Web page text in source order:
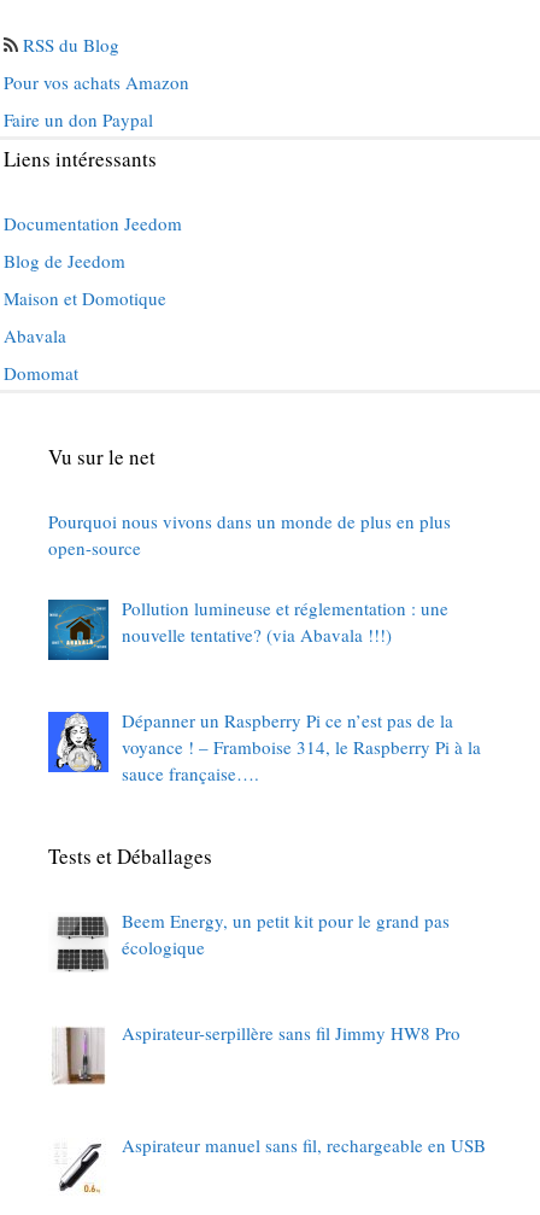
RSS du Blog
Pour vos achats Amazon
Faire un don Paypal
Liens intéressants
Documentation Jeedom
Blog de Jeedom
Maison et Domotique
Abavala
Domomat
Vu sur le net
Pourquoi nous vivons dans un monde de plus en plus
open-source
Pollution lumineuse et réglementation : une
nouvelle tentative? (via Abavala !!!)
Dépanner un Raspberry Pi ce n’est pas de la
voyance ! – Framboise 314, le Raspberry Pi à la
sauce française….
Tests et Déballages
Beem Energy, un petit kit pour le grand pas
écologique
Aspirateur-serpillère sans fil Jimmy HW8 Pro
Aspirateur manuel sans fil, rechargeable en USB